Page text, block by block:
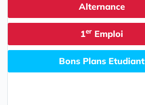
Alternance
1er Emploi
Bons Plans Etudiant